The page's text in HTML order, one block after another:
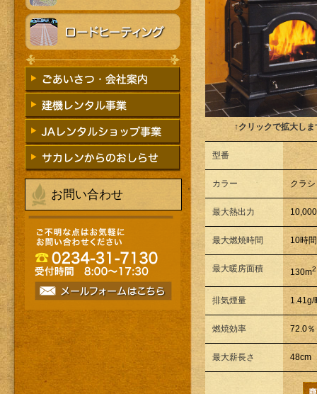
お問い合わせ
↑クリックで拡大しま
型番
カラー クラ
最大熱出力
最大燃焼時間 10時
最大暖房面積 130m2
排気煙量 1.41g/
燃焼効率 72.0％
最大薪長さ 48cm